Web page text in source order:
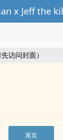
x Jeff the
访问封面）
尾页